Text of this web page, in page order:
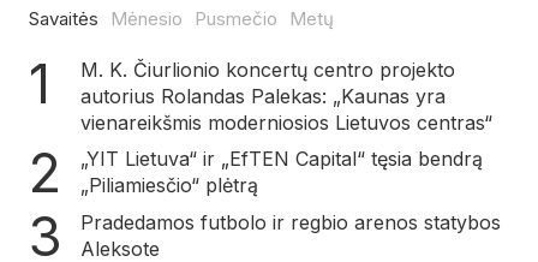
Savaitės Mėnesio Pusmečio Metų
M. K. Čiurlionio koncertų centro projekto
autorius Rolandas Palekas: „Kaunas yra
vienareikšmis moderniosios Lietuvos centras“
„YIT Lietuva“ ir „EfTEN Capital“ tęsia bendrą
„Piliamiesčio“ plėtrą
Pradedamos futbolo ir regbio arenos statybos
Aleksote